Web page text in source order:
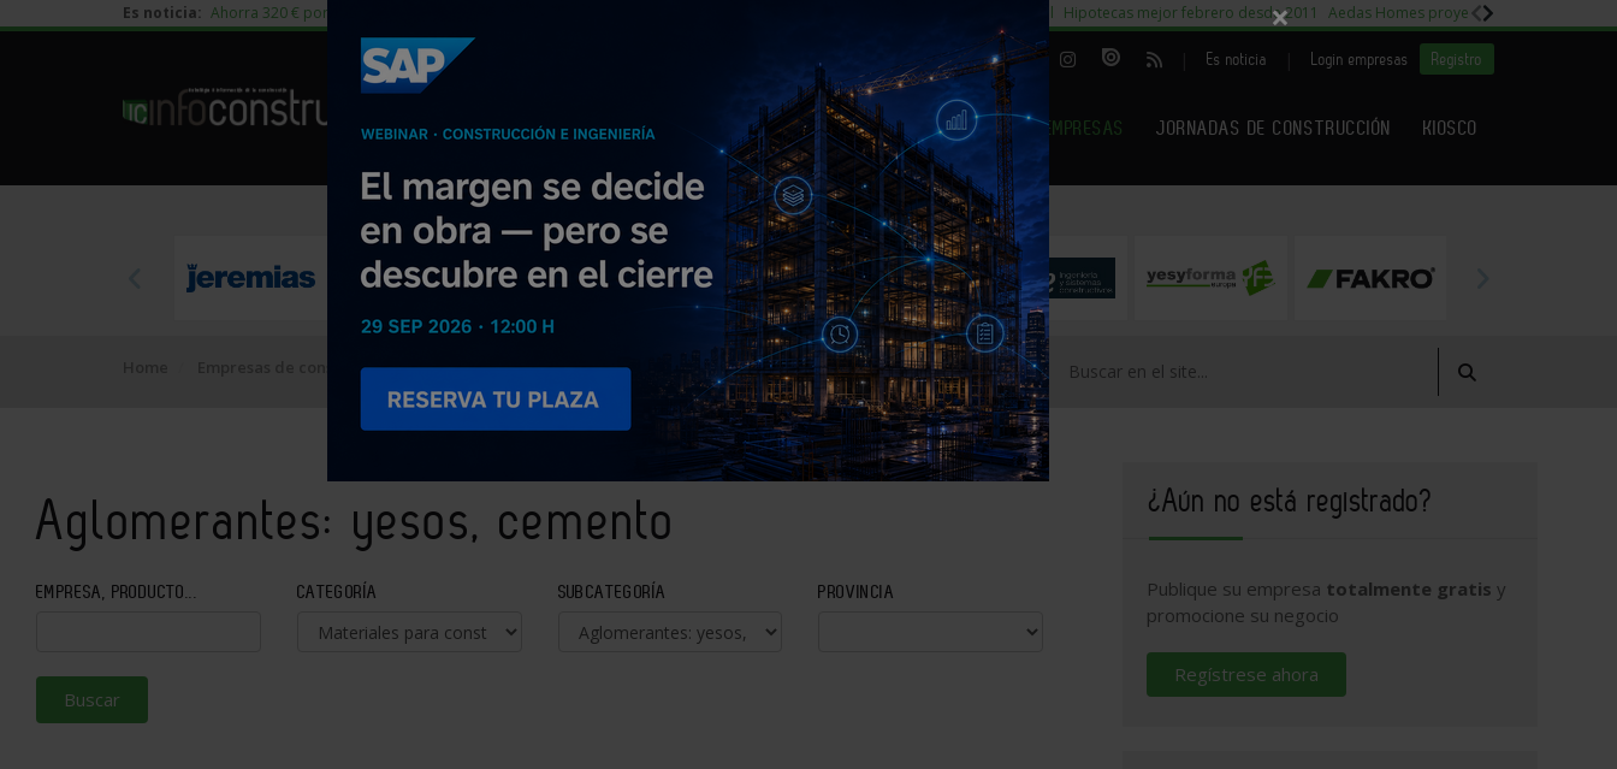
Es noticia: Ahorra 320 € por vivienda en edificación residencial 29% cambiar al alquiler temporal Hipotecas mejor febrero desde 2011 Aedas Homes proyecto Fiora
| Es noticia Login empresas Registro
NOTICIAS PRODUCTOS AGENDA ARTÍCULOS EMPRESAS JORNADAS DE CONSTRUCCIÓN KIOSCO
EMPRESAS PREMIUM
Empresas de construcción Materiales para construcción Aglomerantes: yesos, cemento
Aglomerantes: yesos, cemento
EMPRESA, PRODUCTO... CATEGORÍA SUBCATEGORÍA PROVINCIA
Buscar
¿Aún no está registrado?
Publique su empresa totalmente gratis y
promocione su negocio
Regístrese ahora
×